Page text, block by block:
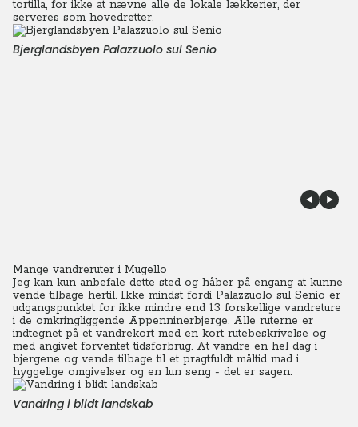
tortilla, for ikke at nævne alle de lokale lækkerier, der
serveres som hovedretter.
Bjerglandsbyen Palazzuolo sul Senio
Mange vandreruter i Mugello
Jeg kan kun anbefale dette sted og håber på engang at kunne
vende tilbage hertil. Ikke mindst fordi Palazzuolo sul Senio er
udgangspunktet for ikke mindre end 13 forskellige vandreture
i de omkringliggende Appenninerbjerge. Alle ruterne er
indtegnet på et vandrekort med en kort rutebeskrivelse og
med angivet forventet tidsforbrug. At vandre en hel dag i
bjergene og vende tilbage til et pragtfuldt måltid mad i
hyggelige omgivelser og en lun seng - det er sagen.
Vandring i blidt landskab